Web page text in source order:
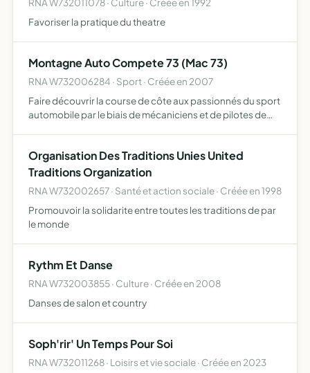
RNA W732011078 · Culture · Créée en 1992
Favoriser la pratique du theatre
Montagne Auto Compete 73 (Mac 73)
RNA W732006284 · Sport · Créée en 2007
Faire découvrir la course de côte aux passionnés du sport
automobile par le biais de mécaniciens et de pilotes de
Organisation Des Traditions Unies United
Traditions Organization
RNA W732002657 · Santé et action sociale · Créée en 1998
Promouvoir la solidarite entre toutes les traditions de par
le monde
Rythm Et Danse
RNA W732003855 · Culture · Créée en 2008
Danses de salon et country
Soph'rir' Un Temps Pour Soi
RNA W732011268 · Loisirs et vie sociale · Créée en 2023